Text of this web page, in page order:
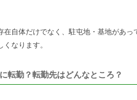
在自体だけでなく、駐屯地・基地があ
なります。
転勤？転勤先はどんなところ？